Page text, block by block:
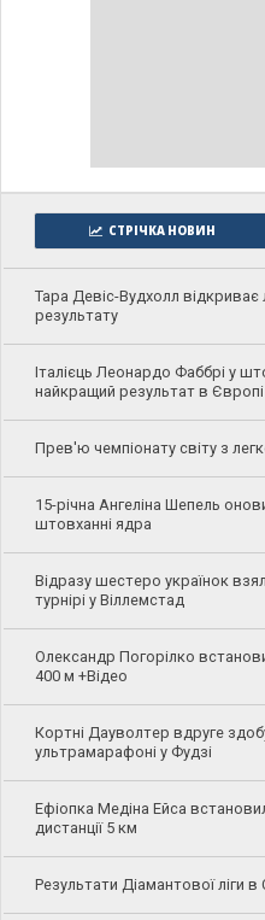
СТРІЧКА НОВИН
Тара Девіс-Вудхолл
результату
Італієць Леонардо Фаббрі у
найкращий результат в Європі
Прев'ю чемпіонату світу з
15-річна Ангеліна Шепель
штовханні ядра
Відразу шестеро українок
турнірі у Віллемстад
Олександр Погорілко
400 м +Відео
Кортні Дауволтер вдруге
ультрамарафоні у Фудзі
Ефіопка Медіна Ейса
дистанції 5 км
Результати Діамантової ліги в